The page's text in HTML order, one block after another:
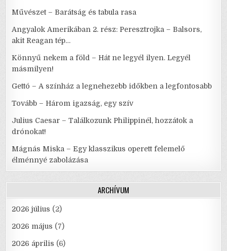
Művészet – Barátság és tabula rasa
Angyalok Amerikában 2. rész: Peresztrojka – Balsors,
akit Reagan tép…
Könnyű nekem a föld – Hát ne legyél ilyen. Legyél
másmilyen!
Gettó – A színház a legnehezebb időkben a legfontosabb
Tovább – Három igazság, egy szív
Julius Caesar – Találkozunk Philippinél, hozzátok a
drónokat!
Mágnás Miska – Egy klasszikus operett felemelő
élménnyé zabolázása
ARCHÍVUM
2026 július (2)
2026 május (7)
2026 április (6)